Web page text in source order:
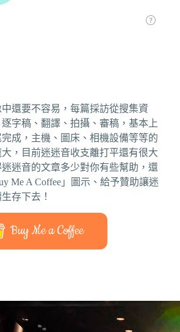
還要不容易，每篇採訪從搜集資
字稿、翻譯、拍攝、審稿，基本上
成，主機、圖床、相機設備等等的
，目前迷迷音收支離打平還有很大
迷音的文章多少對你有些幫助，還
Me A Coffee」圖示、給予贊助讓迷
存下去！
Buy Me a Coffee